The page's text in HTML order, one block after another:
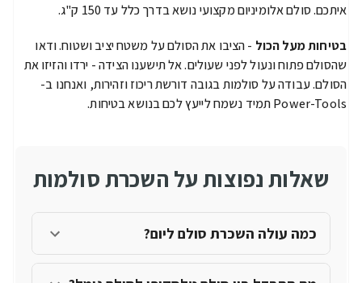
איתכם. סולם אלומיניום מקצועי נושא בדרך כלל עד 150 ק"ג.
בטיחות מעל הכול - הציבו את הסולם על משטח יציב ושטוח. ודאו
שהסולם פתוח ונעול לפני שעולים. אל תישענו הצידה - ירדו והזיזו את
הסולם. עבודה על סולמות בגובה דורשת ריכוז וזהירות, ואנחנו ב-
Power-Tools תמיד נשמח לייעץ לכם בנושא בטיחות.
שאלות נפוצות על השכרת סולמות
כמה עולה השכרת סולם ליום?